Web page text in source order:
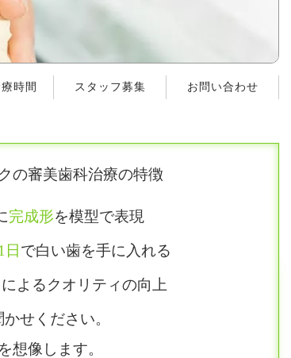
時間 スタッフ募集 お問い合わせ
の審美歯科治療の特徴
完成形を模型で表現
日 で白い歯を手に入れる
によるクオリティの向上
せください。
想像します。